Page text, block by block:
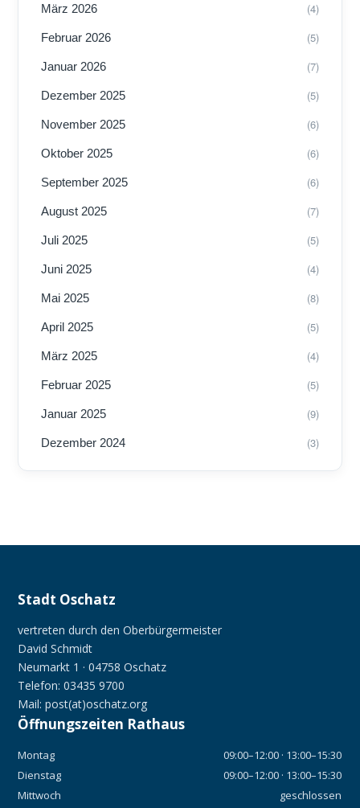
März 2026 (4)
Februar 2026 (5)
Januar 2026 (7)
Dezember 2025 (5)
November 2025 (6)
Oktober 2025 (6)
September 2025 (6)
August 2025 (7)
Juli 2025 (5)
Juni 2025 (4)
Mai 2025 (8)
April 2025 (5)
März 2025 (4)
Februar 2025 (5)
Januar 2025 (9)
Dezember 2024 (3)
Stadt Oschatz
vertreten durch den Oberbürgermeister
David Schmidt
Neumarkt 1 · 04758 Oschatz
Telefon: 03435 9700
Mail: post(at)oschatz.org
Öffnungszeiten Rathaus
Montag
09:00–12:00 · 13:00–15:30
Dienstag
09:00–12:00 · 13:00–15:30
Mittwoch
geschlossen